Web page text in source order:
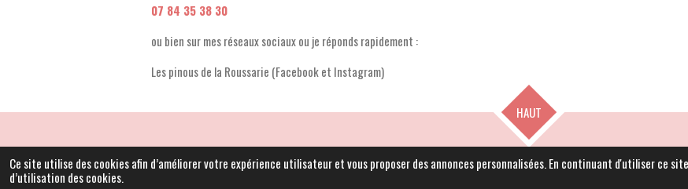
Ce site utilise des cookies afin d’améliorer votre expérience utilisateur et vous proposer des annonces personnalisées. En continuant d'utiliser ce
d’utilisation des cookies.
07 84 35 38 30
ou bien sur mes réseaux sociaux ou je réponds rapidement :
Les pinous de la Roussarie (Facebook et Instagram)
HAUT